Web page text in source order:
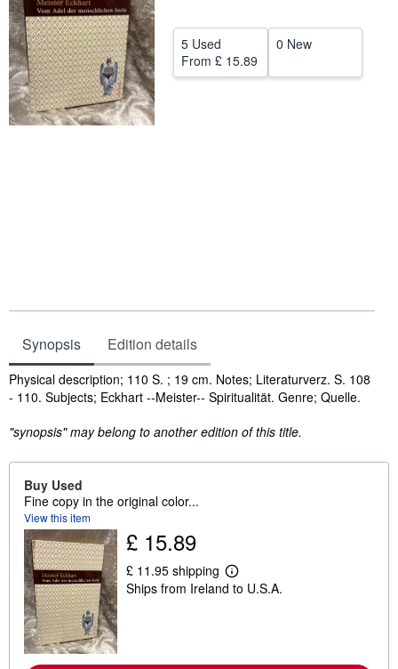
Help
CLOSE
5 Used
From £ 15.89
0 New
Synopsis Edition details
Synopsis
Physical description; 110 S. ; 19 cm. Notes; Literaturverz. S. 108
- 110. Subjects; Eckhart --Meister-- Spiritualität. Genre; Quelle.
"synopsis" may belong to another edition of this title.
Buy Used
Fine copy in the original color...
View this item
£ 15.89
£ 11.95 shipping
L
e
Ships from Ireland to U.S.A.